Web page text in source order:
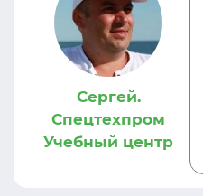
Сергей.
Спецтехпром
Учебный центр